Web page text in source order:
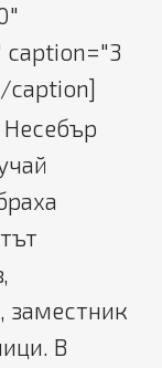
caption]
Несебър
заместник
В